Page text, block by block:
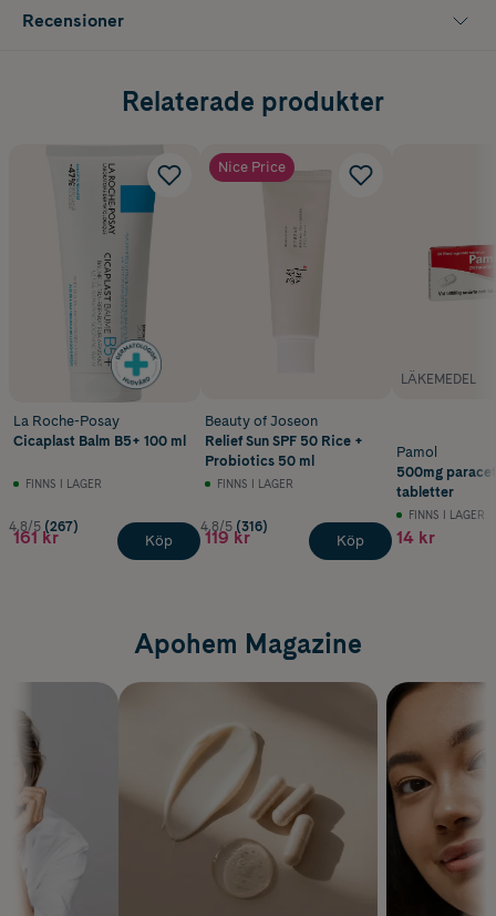
Recensioner
Relaterade produkter
La Roche-Posay
Cicaplast Balm B5+ 100 ml
FINNS I LAGER
4.8/5 (267)
161 kr Köp
Nice Price
Beauty of Joseon
Relief Sun SPF 50 Rice +
Probiotics 50 ml
FINNS I LAGER
4.8/5 (316)
119 kr Köp
LÄKEMEDEL
Pamol
500mg
tabletter
FINNS I LAGER
14 kr
Apohem Magazine